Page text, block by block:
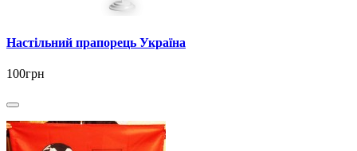
Настільний прапорець Україна
100грн